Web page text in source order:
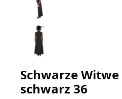
Schwarze
schwarz 36